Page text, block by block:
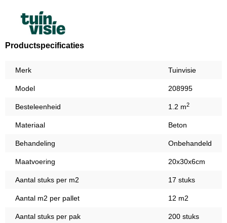
Productspecificaties
Merk Tuinvisie
Model 208995
Besteleenheid 1.2 m2
Materiaal Beton
Behandeling Onbehandeld
Maatvoering 20x30x6cm
Aantal stuks per m2 17 stuks
Aantal m2 per pallet 12 m2
Aantal stuks per pak 200 stuks